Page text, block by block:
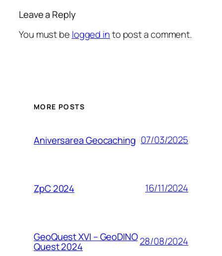
Leave a Reply
You must be logged into post a comment.
MORE POSTS
Aniversarea Geocaching 07/03/2025
ZpC 2024 16/11/2024
GeoQuest XVI – GeoDINO
Quest 2024 28/08/2024